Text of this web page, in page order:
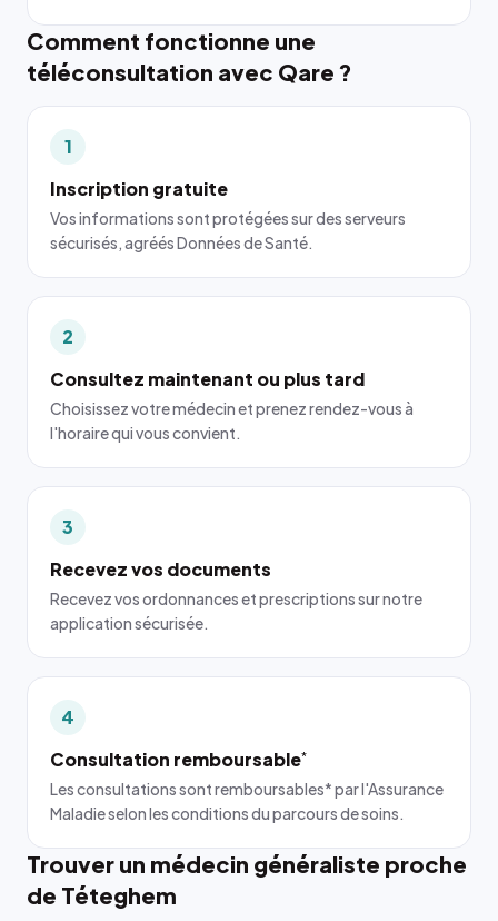
Comment fonctionne une
téléconsultation avec Qare ?
1
Inscription gratuite
Vos informations sont protégées sur des serveurs
sécurisés, agréés Données de Santé.
2
Consultez maintenant ou plus tard
Choisissez votre médecin et prenez rendez-vous à
l'horaire qui vous convient.
3
Recevez vos documents
Recevez vos ordonnances et prescriptions sur notre
application sécurisée.
4
Consultation remboursable*
Les consultations sont remboursables* par l'Assurance
Maladie selon les conditions du parcours de soins.
Trouver un médecin généraliste proche
de Téteghem